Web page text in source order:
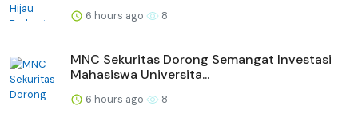
6 hours ago 8
MNC Sekuritas Dorong Semangat Investasi
Mahasiswa Universita...
6 hours ago 8